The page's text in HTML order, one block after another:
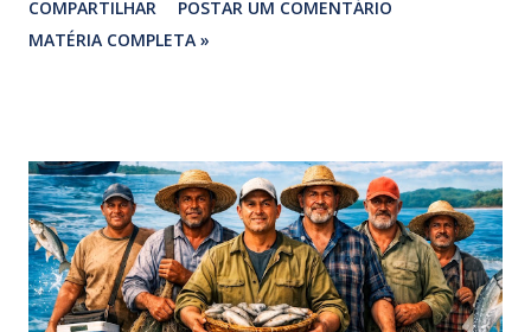
vereadora e irmão dos ex-vereadores de Bragança, Mauro
Rodrigues e Zeca Rodrigues , estava voltando do
família foi atingido por uma caminhonete. O condutor da
mesma apresentava sinais visíveis de embriaguez, e
diversas latas de bebidas alcoólicas foram avistadas no
interior do veículo. O motorista, identificado por
moradores locais como irmão do vereador "Neguinho do
COMPARTILHAR
POSTAR UM COMENTÁRIO
MATÉRIA COMPLETA »